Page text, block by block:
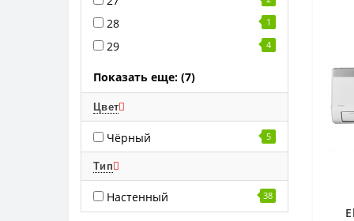
28 1
29 4
Показать еще: (7)
Цвет
Чёрный 5
Тип
Настенный 38